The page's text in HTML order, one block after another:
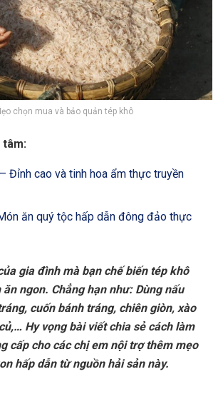
chọn mua và bảo quản tép khô
tâm:
Đỉnh cao và tinh hoa ẩm thực truyền
ăn quý tộc hấp dẫn đông đảo thực
gia đình mà bạn chế biến tép khô
ngon. Chẳng hạn như: Dùng nấu
cuốn bánh tráng, chiên giòn, xào
Hy vọng bài viết chia sẻ cách làm
cấp cho các chị em nội trợ thêm mẹo
hấp dẫn từ nguồn hải sản này.